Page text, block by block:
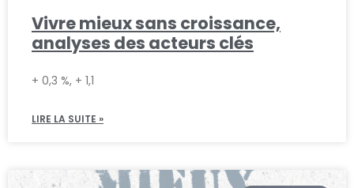
Vivre mieux sans croissance,
analyses des acteurs clés
+ 0,3 %, + 1,1
LIRE LA SUITE »